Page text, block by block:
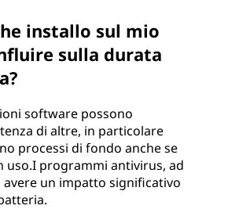
installo sul mio
sulla durata
software possono
di altre, in particolare
processi di fondo anche se
uso.I programmi antivirus, ad
un impatto significativo